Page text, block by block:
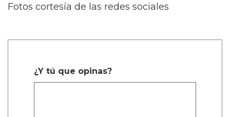
Fotos cortesía de las redes sociales
¿Y tú que opinas?